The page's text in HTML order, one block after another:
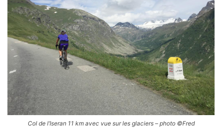
Col de l’Iseran 11 km avec vue sur les glaciers – photo ©Fred